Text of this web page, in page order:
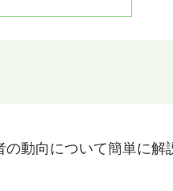
動向について簡単に解